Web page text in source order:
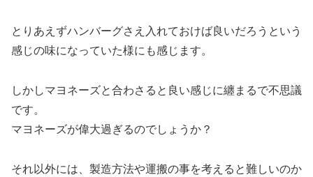
とりあえずハンバーグさえ入れておけば良いだろうという
感じの味になっていた様にも感じます。
しかしマヨネーズと合わさると良い感じに纏まるで不思議
です。
マヨネーズが偉大過ぎるのでしょうか？
それ以外には、製造方法や運搬の事を考えると難しいのか